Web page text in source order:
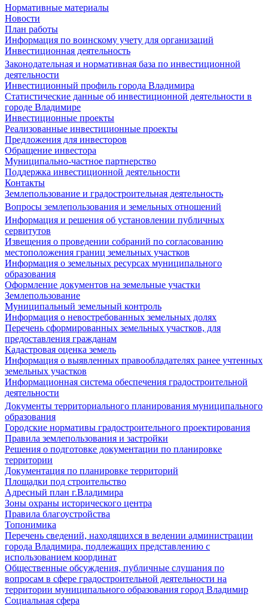
Нормативные материалы
Новости
План работы
Информация по воинскому учету для организаций
Инвестиционная деятельность
Законодательная и нормативная база по инвестиционной
деятельности
Инвестиционный профиль города Владимира
Статистические данные об инвестиционной деятельности в
городе Владимире
Инвестиционные проекты
Реализованные инвестиционные проекты
Предложения для инвесторов
Обращение инвестора
Муниципально-частное партнерство
Поддержка инвестиционной деятельности
Контакты
Землепользование и градостроительная деятельность
Вопросы землепользования и земельных отношений
Информация и решения об установлении публичных
сервитутов
Извещения о проведении собраний по согласованию
местоположения границ земельных участков
Информация о земельных ресурсах муниципального
образования
Оформление документов на земельные участки
Землепользование
Муниципальный земельный контроль
Информация о невостребованных земельных долях
Перечень сформированных земельных участков, для
предоставления гражданам
Кадастровая оценка земель
Информация о выявленных правообладателях ранее учтенных
земельных участков
Информационная система обеспечения градостроительной
деятельности
Документы территориального планирования муниципального
образования
Городские нормативы градостроительного проектирования
Правила землепользования и застройки
Решения о подготовке документации по планировке
территории
Документация по планировке территорий
Площадки под строительство
Адресный план г.Владимира
Зоны охраны исторического центра
Правила благоустройства
Топонимика
Перечень сведений, находящихся в ведении администрации
города Владимира, подлежащих представлению с
использованием координат
Общественные обсуждения, публичные слушания по
вопросам в сфере градостроительной деятельности на
территории муниципального образования город Владимир
Социальная сфера